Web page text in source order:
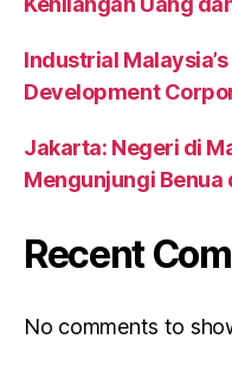
Industrial
Development
Jakarta: Negeri di
Mengunjungi Benua
Recent
No comments to